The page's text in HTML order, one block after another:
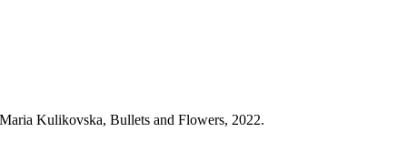
Maria Kulikovska, Bullets and Flowers, 2022.